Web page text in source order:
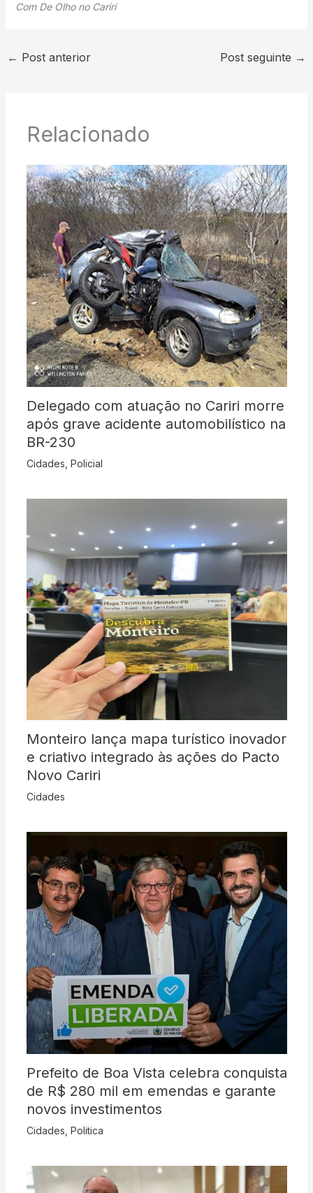
Com De Olho no Cariri
← Post anterior Post seguinte →
Relacionado
Delegado com atuação no Cariri morre
após grave acidente automobilístico na
BR-230
Cidades Policial
Monteiro lança mapa turístico inovador
e criativo integrado às ações do Pacto
Novo Cariri
Cidades
Prefeito de Boa Vista celebra conquista
de R$ 280 mil em emendas e garante
novos investimentos
Cidades Politica